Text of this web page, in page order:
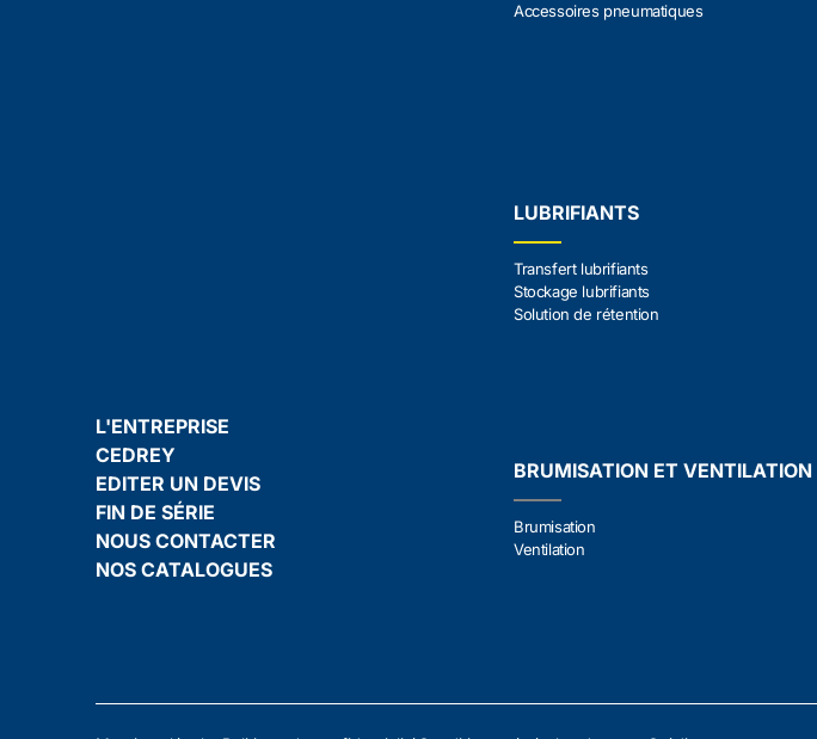
L'ENTREPRISE
CEDREY
EDITER UN DEVIS
FIN DE SÉRIE
NOUS CONTACTER
NOS CATALOGUES
Accessoires pneumatiques
LUBRIFIANTS
Transfert lubrifiants
Stockage lubrifiants
Solution de rétention
BRUMISATION ET VENTILATION
Brumisation
Ventilation